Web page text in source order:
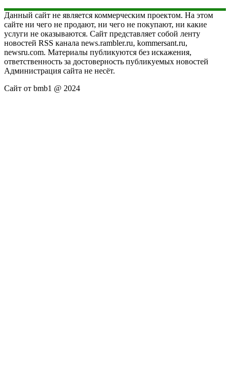
Данный сайт не является коммерческим проектом. На этом
сайте ни чего не продают, ни чего не покупают, ни какие
услуги не оказываются. Сайт представляет собой ленту
новостей RSS канала news.rambler.ru, kommersant.ru,
newsru.com. Материалы публикуются без искажения,
ответственность за достоверность публикуемых новостей
Администрация сайта не несёт.
Сайт от bmb1 @ 2024